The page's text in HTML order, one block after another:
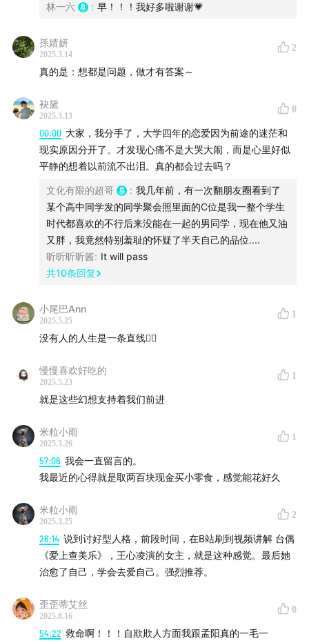
林一六 : 早！！！我好多啦谢谢💗
孫婧妍
2025.3.14
2
真的是：想都是问题，做才有答案～
袂黛
2025.3.13
0
00:00 大家，我分手了，大学四年的恋爱因为前途的迷茫和
现实原因分开了。才发现心痛不是大哭大闹，而是心里好似
平静的想着以前流不出泪。真的都会过去吗？
文化有限的超哥 : 我几年前，有一次翻朋友圈看到了
某个高中同学发的同学聚会照里面的C位是我一整个学生
时代都喜欢的不行后来没能在一起的男同学，现在他又油
又胖，我竟然特别羞耻的怀疑了半天自己的品位....
昕昕昕昕酱: It will pass
共10条回复
小尾巴Ann
2025.5.25
1
没有人的人生是一条直线✌🏻
慢慢喜欢好吃的
2025.5.23
1
就是这些幻想支持着我们前进
米粒小雨
2025.3.26
1
57:06 我会一直留言的。
我最近的心得就是取两百块现金买小零食，感觉能花好久
米粒小雨
2025.3.25
2
26:14 说到讨好型人格，前段时间，在B站刷到视频讲解 台偶
《爱上查美乐》，王心凌演的女主，就是这种感觉。最后她
治愈了自己，学会去爱自己。强烈推荐。
歪歪蒂艾丝
2025.8.16
0
54:22 救命啊！！！自欺欺人方面我跟孟阳真的一毛一